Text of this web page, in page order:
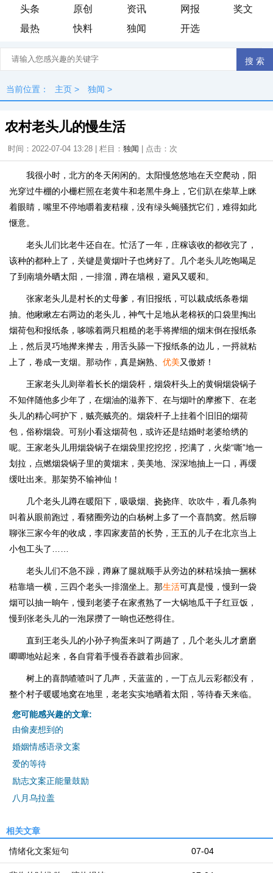
头条 原创 资讯 网报
奖文
最热
快料 独闻 开选
当前位置： 主页 > 独闻 >
农村老头儿的慢生活
时间：2022-07-04 13:28 | 栏目： 独闻 | 点击： 次
我很小时，北方的冬天闲闲的。太阳慢悠悠地在天空爬动，阳
光穿过牛棚的小栅栏照在老黄牛和老黑牛身上，它们趴在柴草上眯
着眼睛，嘴里不停地嚼着麦秸穰，没有绿头蝇骚扰它们，难得如此
惬意。
老头儿们比老牛还自在。忙活了一年，庄稼该收的都收完了，
该种的都种上了，关键是黄烟叶子也烤好了。几个老头儿吃饱喝足
了到南墙外晒太阳，一排溜，蹲在墙根，避风又暖和。
张家老头儿是村长的丈母爹，有旧报纸，可以裁成纸条卷烟
抽。他瞅瞅左右两边的老头儿，神气十足地从老棉袄的口袋里掏出
烟荷包和报纸条，哆嗦着两只粗糙的老手将撵细的烟末倒在报纸条
上，然后灵巧地撵来撵去，用舌头舔一下报纸条的边儿，一捋就粘
上了，卷成一支烟。那动作，真是娴熟、 优美又傲娇！
王家老头儿则举着长长的烟袋杆，烟袋杆头上的黄铜烟袋锅子
不知伴随他多少年了，在烟油的滋养下、在与烟叶的摩擦下、在老
头儿的精心呵护下，贼亮贼亮的。烟袋杆子上挂着个旧旧的烟荷
包，俗称烟袋。可别小看这烟荷包，或许还是结婚时老婆给绣的
呢。王家老头儿用烟袋锅子在烟袋里挖挖挖，挖满了，火柴“嘶”地一
划拉，点燃烟袋锅子里的黄烟末，美美地、深深地抽上一口，再缓
缓吐出来。那架势不输神仙！
几个老头儿蹲在暖阳下，吸吸烟、挠挠痒、吹吹牛，看几条狗
叫着从眼前跑过，看猪圈旁边的白杨树上多了一个喜鹊窝。然后聊
聊张三家今年的收成，李四家麦苗的长势，王五的儿子在北京当上
小包工头了……
老头儿们不急不躁，蹲麻了腿就顺手从旁边的秫秸垛抽一捆秫
秸靠墙一横，三四个老头一排溜坐上。那生活可真是慢，慢到一袋
烟可以抽一晌午，慢到老婆子在家煮熟了一大锅地瓜干子红豆饭，
慢到张老头儿的一泡尿攒了一晌也还憋得住。
直到王老头儿的小孙子狗蛋来叫了两趟了，几个老头儿才磨磨
唧唧地站起来，各自背着手慢吞吞踱着步回家。
树上的喜鹊喳喳叫了几声，天蓝蓝的，一丁点儿云彩都没有，
整个村子暖暖地窝在地里，老老实实地晒着太阳，等待春天来临。
您可能感兴趣的文章:
由偷麦想到的
婚姻情感语录文案
爱的等待
励志文案正能量鼓励
八月乌拉盖
相关文章
07-04
情绪化文案短句